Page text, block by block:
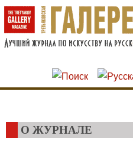
Перейти к основному
Skip to search
О ЖУРНАЛЕ